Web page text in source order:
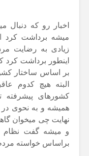
اخبار رو که دنبال
میشه برداشت کرد
زیادی به رضایت
اینطور برداشت
بر اساس ساختار
البته هیچ کدوم
کشورهای
همیشه و به نحوی در
نهایت چی میخوان
و میشه گفت نظام
براساس خواسته